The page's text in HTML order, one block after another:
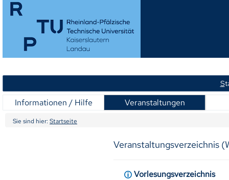
S
Informationen / Hilfe Veranstaltungen
Sie sind hier: Startseite
Veranstaltungsverzeichnis
Vorlesungsverzeichnis